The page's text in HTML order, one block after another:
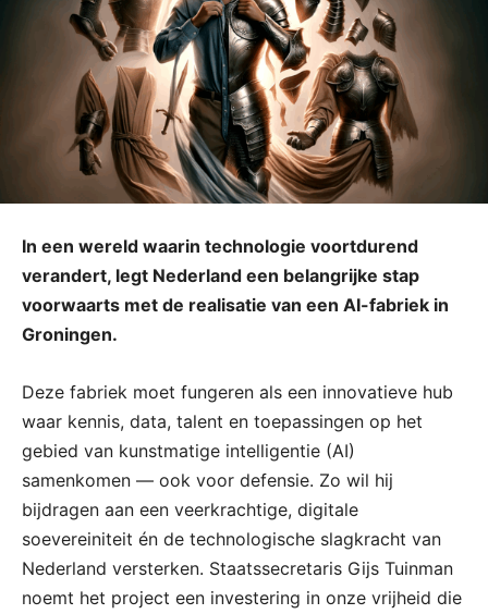
In een wereld waarin technologie voortdurend
verandert, legt Nederland een belangrijke stap
voorwaarts met de realisatie van een AI-fabriek in
Groningen.
Deze fabriek moet fungeren als een innovatieve hub
waar kennis, data, talent en toepassingen op het
gebied van kunstmatige intelligentie (AI)
samenkomen — ook voor defensie. Zo wil hij
bijdragen aan een veerkrachtige, digitale
soevereiniteit én de technologische slagkracht van
Nederland versterken. Staatssecretaris Gijs Tuinman
noemt het project een investering in onze vrijheid die